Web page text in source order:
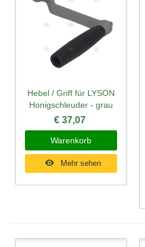
Hebel / Griff für LYSON
Honigschleuder - grau
€ 37,07
Warenkorb
Mehr sehen